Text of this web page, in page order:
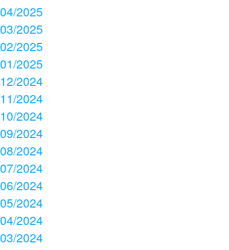
04/2025
03/2025
02/2025
01/2025
12/2024
11/2024
10/2024
09/2024
08/2024
07/2024
06/2024
05/2024
04/2024
03/2024